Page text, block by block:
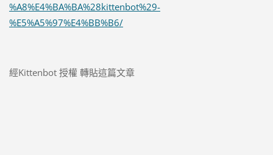
%A8%E4%BA%BA%28kittenbot%29-
%E5%A5%97%E4%BB%B6/
經Kittenbot 授權 轉貼這篇文章